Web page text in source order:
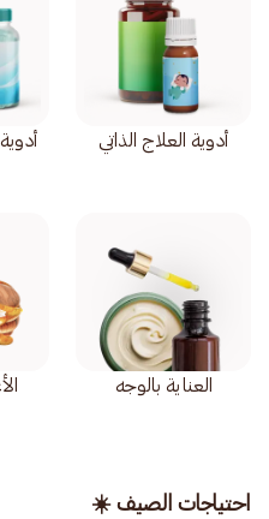
أدوية العلاج الذاتي
العناية بالوجه
احتياجات الصيف ☀️